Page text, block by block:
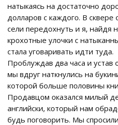
натыкаясь на достаточно
долларов с каждого. В
сели передохнуть и я, найдя
крохотные улочки с
стала уговаривать идти туда.
Проблуждав два часа и устав
мы вдруг наткнулись на
которой больше половины
Продавцом оказался милый
английски, который нам
будь поговорить. Мы